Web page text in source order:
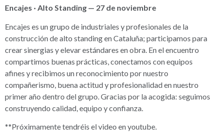
Encajes · Alto Standing — 27 de noviembre
Encajes es un grupo de industriales y profesionales de la
construcción de alto standing en Cataluña; participamos para
crear sinergias y elevar estándares en obra. En el encuentro
compartimos buenas prácticas, conectamos con equipos
afines y recibimos un reconocimiento por nuestro
compañerismo, buena actitud y profesionalidad en nuestro
primer año dentro del grupo. Gracias por la acogida: seguimos
construyendo calidad, equipo y confianza.
**Próximamente tendréis el video en youtube.